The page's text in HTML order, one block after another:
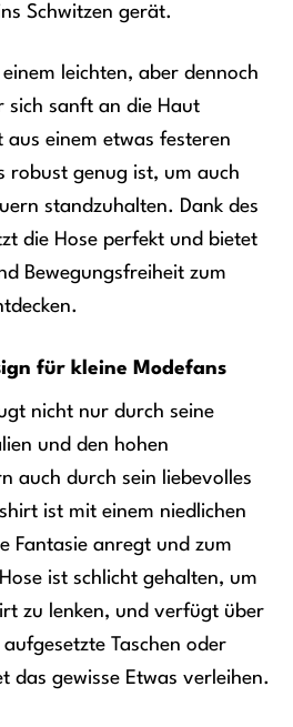
Schwitzen gerät.
leichten, aber dennoch
sich sanft an die Haut
aus einem etwas festeren
robust genug ist, um auch
standzuhalten. Dank des
die Hose perfekt und bietet
Bewegungsfreiheit zum
für kleine Modefans
nicht nur durch seine
und den hohen
auch durch sein liebevolles
ist mit einem niedlichen
Fantasie anregt und zum
ist schlicht gehalten, um
zu lenken, und verfügt über
Taschen oder
das gewisse Etwas verleihen.